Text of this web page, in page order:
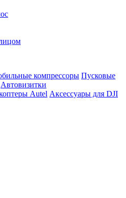
компрессоры Пусковые
Автовизитки
Autel Аксессуары для DJI